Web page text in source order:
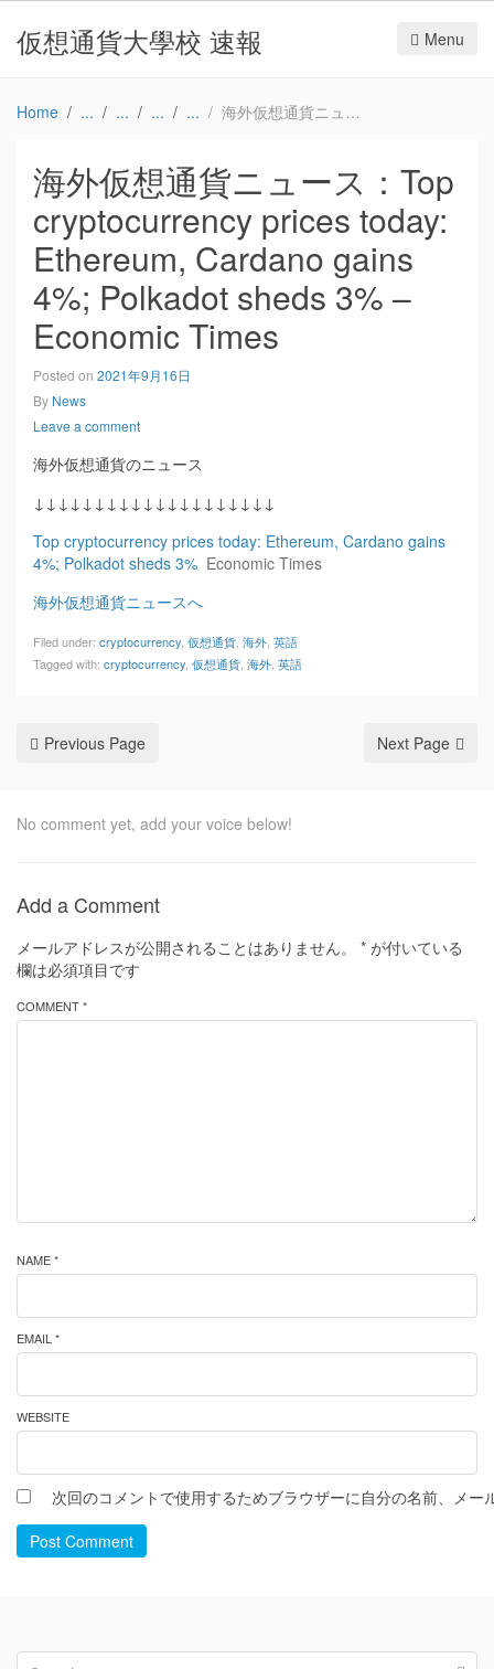
仮想通貨大學校 速報 Menu
Home 海外仮想通貨ニュース：Top cryptocurrency prices today: Ethereum, Cardano gains 4%; Polkadot sheds 3% – Economic Times
海外仮想通貨ニュース：Top
cryptocurrency prices today:
Ethereum, Cardano gains
4%; Polkadot sheds 3% –
Economic Times
Posted on 2021年9月16日
By News
Leave a comment
海外仮想通貨のニュース
↓↓↓↓↓↓↓↓↓↓↓↓↓↓↓↓↓↓↓↓
Top cryptocurrency prices today: Ethereum, Cardano gains
4%; Polkadot sheds 3% Economic Times
海外仮想通貨ニュースへ
Filed under: cryptocurrency 仮想通貨 海外 英語
Tagged with: cryptocurrency 仮想通貨 海外 英語
Previous Page Next Page
No comment yet, add your voice below!
Add a Comment
メールアドレスが公開されることはありません。 * が付いている
欄は必須項目です
COMMENT *
NAME *
EMAIL *
WEBSITE
次回のコメントで使用するためブラウザーに自分の名前、メー
Post Comment